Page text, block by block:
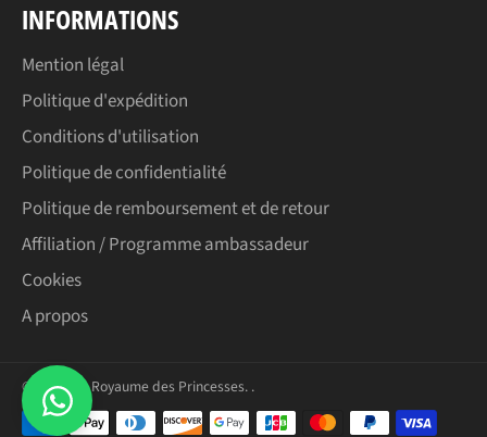
INFORMATIONS
Mention légal
Politique d'expédition
Conditions d'utilisation
Politique de confidentialité
Politique de remboursement et de retour
Affiliation / Programme ambassadeur
Cookies
A propos
© 2026, Le Royaume des Princesses. .
Moyens